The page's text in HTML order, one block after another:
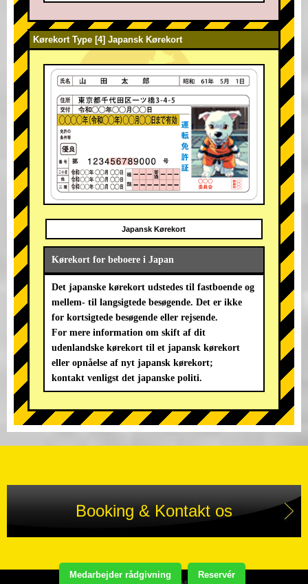
Medarbejder rådgivning Reservér
Kørekort Type [4] Japansk Kørekort
Japansk Kørekort
Kørekort for beboere i Japan
Det japanske kørekort udstedes til fastboende og
mellem- til langsigtede besøgende. Det er ikke
for kortsigtede besøgende eller rejsende.
For mere information om skift af dit
udenlandske kørekort til et japansk kørekort
eller opnåelse af nyt japansk kørekort;
kontakt venligst det japanske politi.
Booking & Kontakt os